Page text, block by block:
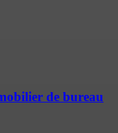
de bureau